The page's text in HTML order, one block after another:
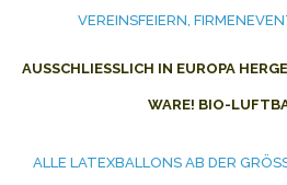
VEREINSFEIERN,
AUSSCHLIESSLICH IN EUROPA
ARE! BIO-
ALLE LATEXBALLONS AB DER